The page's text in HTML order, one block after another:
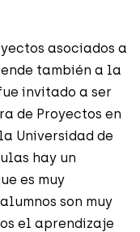
asociados a
también a la
invitado a ser
de Proyectos en
Universidad de
hay un
es muy
son muy
el aprendizaje